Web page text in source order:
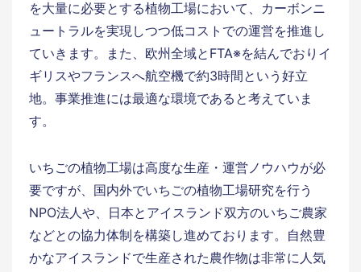
を大量に必要とする植物工場において、カーボンニ
ュートラルを実現しつつ低コストでの運営を推進し
ていきます。また、欧州全域とFTA※を結んでおりイ
ギリスやフランスへ航空機で約3時間という好立
地。事業推進には最適な環境であると考えていま
す。
いちごの植物工場は高度な生産・運営ノウハウが必
要ですが、国内外でいちごの植物工場研究を行う
NPO法人や、日本とアイスランド双方のいちご農家
などとの協力体制を構築し進めております。自然豊
かなアイスランドで生産された農作物は非常に人気